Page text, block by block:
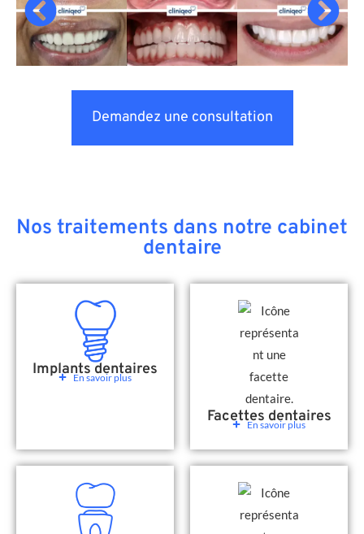
Demandez une consultation
Nos traitements dans notre cabinet
dentaire
Implants dentaires
En savoir plus
Facettes dentaires
En savoir plus